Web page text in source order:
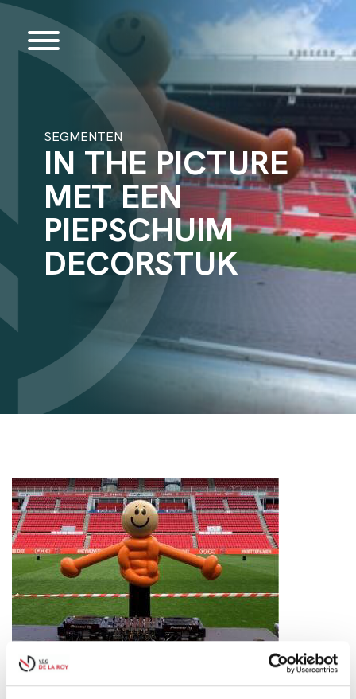
SEGMENTEN
IN THE PICTURE
MET EEN
PIEPSCHUIM
DECORSTUK